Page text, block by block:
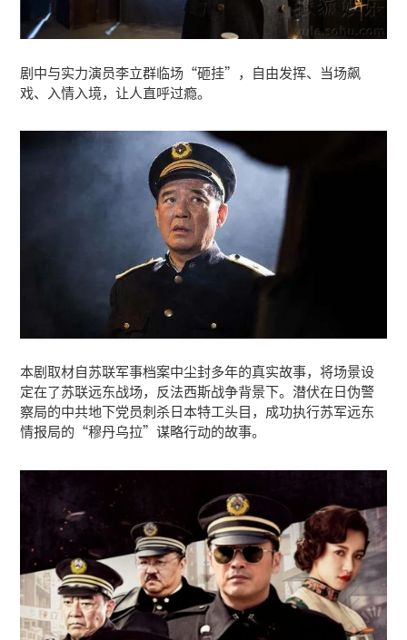
剧中与实力演员李立群临场“砸挂”，自由发挥、当场飙
戏、入情入境，让人直呼过瘾。
本剧取材自苏联军事档案中尘封多年的真实故事，将场景设
定在了苏联远东战场，反法西斯战争背景下。潜伏在日伪警
察局的中共地下党员刺杀日本特工头目，成功执行苏军远东
情报局的“穆丹乌拉”谋略行动的故事。